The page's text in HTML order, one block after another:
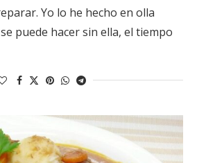
Yo lo he hecho en olla
puede hacer sin ella, el tiempo